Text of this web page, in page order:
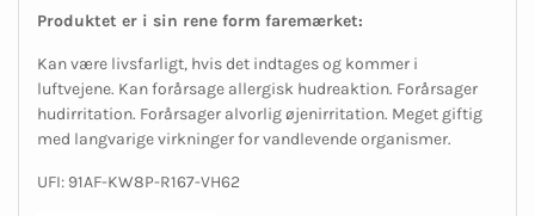
Produktet er i sin rene form faremærket:
Kan være livsfarligt, hvis det indtages og kommer i
luftvejene. Kan forårsage allergisk hudreaktion. Forårsager
hudirritation. Forårsager alvorlig øjenirritation. Meget giftig
med langvarige virkninger for vandlevende organismer.
UFI: 91AF-KW8P-R167-VH62